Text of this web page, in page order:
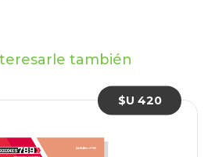
también
$U 420